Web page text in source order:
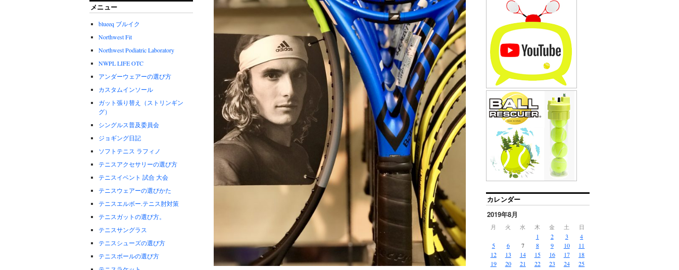
メニュー
blueeq ブルイク
Northwest Fit
Northwest Podiatric Laboratory
NWPL LIFE OTC
アンダーウェアーの選び方
カスタムインソール
ガット張り替え（ストリンギン
グ）
シングルス普及委員会
ジョギング日記
ソフトテニス ラフィノ
テニスアクセサリーの選び方
テニスイベント 試合 大会
テニスウェアーの選びかた
テニスエルボー.テニス肘対策
テニスガットの選び方。
テニスサングラス
テニスシューズの選び方
テニスボールの選び方
カレンダー
2019年8月
月 火 水 木 金 土 日
1 2 3
4
5
6 7 8 9 10
11
12
13 14 15 16 17
18
19
20 21 22 23 24
25